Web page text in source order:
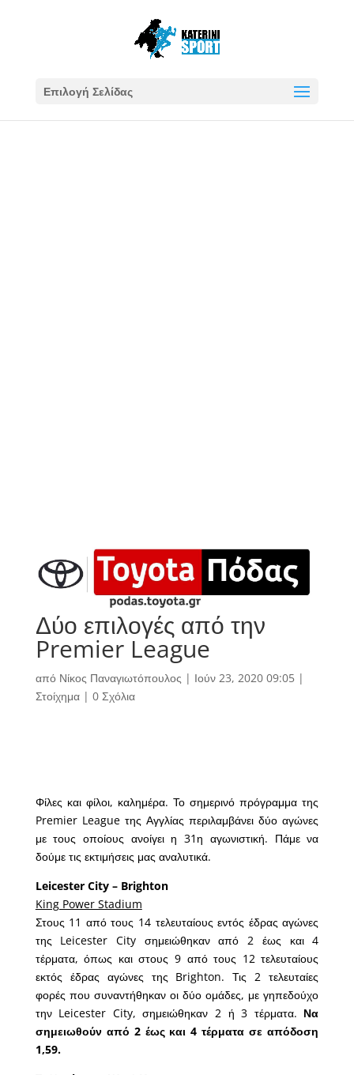
Επιλογή Σελίδας
Δύο επιλογές από την
Premier League
από Νίκος Παναγιωτόπουλος | Ιούν 23, 2020 09:05|
Στοίχημα| 0 Σχόλια
Φίλες και φίλοι, καλημέρα. Το σημερινό πρόγραμμα της
Premier League της Αγγλίας περιλαμβάνει δύο αγώνες
με τους οποίους ανοίγει η 31η αγωνιστική. Πάμε να
δούμε τις εκτιμήσεις μας αναλυτικά.
Leicester City – Brighton
King Power Stadium
Στους 11 από τους 14 τελευταίους εντός έδρας αγώνες
της Leicester City σημειώθηκαν από 2 έως και 4
τέρματα, όπως και στους 9 από τους 12 τελευταίους
εκτός έδρας αγώνες της Brighton. Τις 2 τελευταίες
φορές που συναντήθηκαν οι δύο ομάδες, με γηπεδούχο
την Leicester City, σημειώθηκαν 2 ή 3 τέρματα. Να
σημειωθούν από 2 έως και 4 τέρματα σε απόδοση
1,59.